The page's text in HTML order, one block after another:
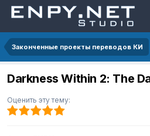
Законченные проекты переводов КИ
Darkness Within 2: The
Оценить эту тему: